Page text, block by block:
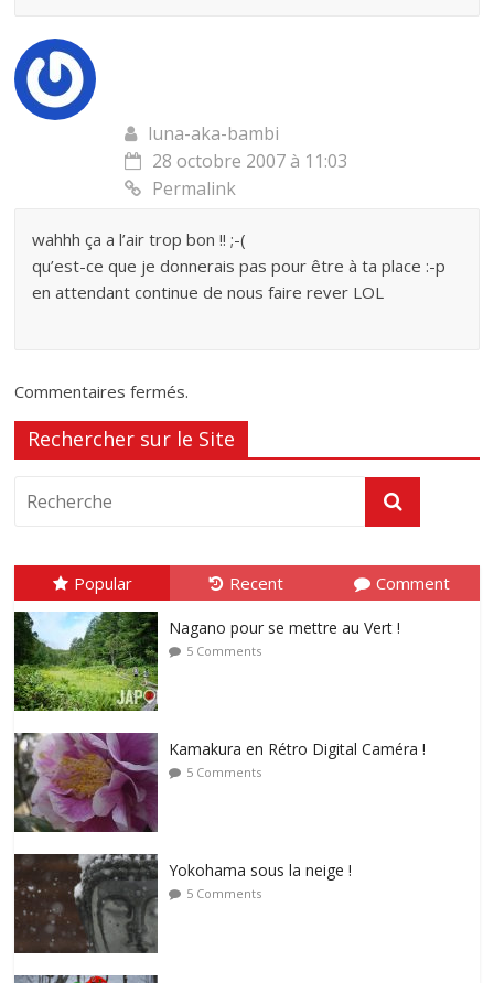
luna-aka-bambi
28 octobre 2007 à 11:03
Permalink
wahhh ça a l’air trop bon !! ;-(
qu’est-ce que je donnerais pas pour être à ta place :-p
en attendant continue de nous faire rever LOL
Commentaires fermés.
Rechercher sur le Site
Popular Recent Comment
Nagano pour se mettre au Vert !
5 Comments
Kamakura en Rétro Digital Caméra !
5 Comments
Yokohama sous la neige !
5 Comments